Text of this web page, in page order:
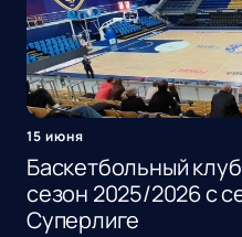
15 июня
Баскетбольный
сезон 2025/2026 с
Суперлиге